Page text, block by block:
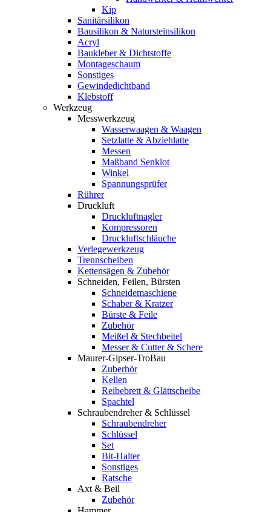
Kip
Sanitärsilikon
Bausilikon & Natursteinsilikon
Acryl
Baukleber & Dichtstoffe
Montageschaum
Sonstiges
Gewindedichtband
Klebstoff
Werkzeug
Messwerkzeug
Wasserwaagen & Waagen
Setzlatte & Abziehlatte
Messen
Maßband Senklot
Winkel
Spannungsprüfer
Rührer
Druckluft
Druckluftnagler
Kompressoren
Druckluftschläuche
Verlegewerkzeug
Trennscheiben
Kettensägen & Zubehör
Schneiden, Feilen, Bürsten
Schneidemaschiene
Schaber & Kratzer
Bürste & Feile
Zubehör
Meißel & Stechbeitel
Messer & Cutter & Schere
Maurer-Gipser-TroBau
Zuberhör
Kellen
Reibebrett & Glättscheibe
Spachtel
Schraubendreher & Schlüssel
Schraubendreher
Schlüssel
Set
Bit-Halter
Sonstiges
Ratsche
Axt & Beil
Zubehör